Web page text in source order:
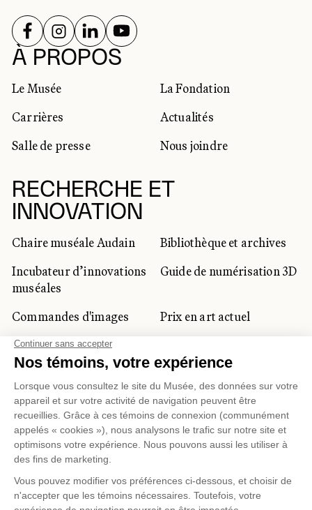
À PROPOS
Le Musée
La Fondation
Carrières
Actualités
Salle de presse
Nous joindre
RECHERCHE ET
INNOVATION
Chaire muséale Audain
Bibliothèque et archives
Incubateur d’innovations
muséales
Guide de numérisation 3D
Commandes d'images
Prix en art actuel
Prix Lynne-Cohen
CLIENTÈLE CORPORATIVE
ET PRIVÉE
Location d'espaces
Activités corporatives
professionnels du
tourisme
RÉSEAUX SOCIAUX
SUIVEZ-NOUS SUR
SUIVEZ-NOUS SUR
SUIVEZ-NOUS SUR
SUIVEZ-NOUS SUR